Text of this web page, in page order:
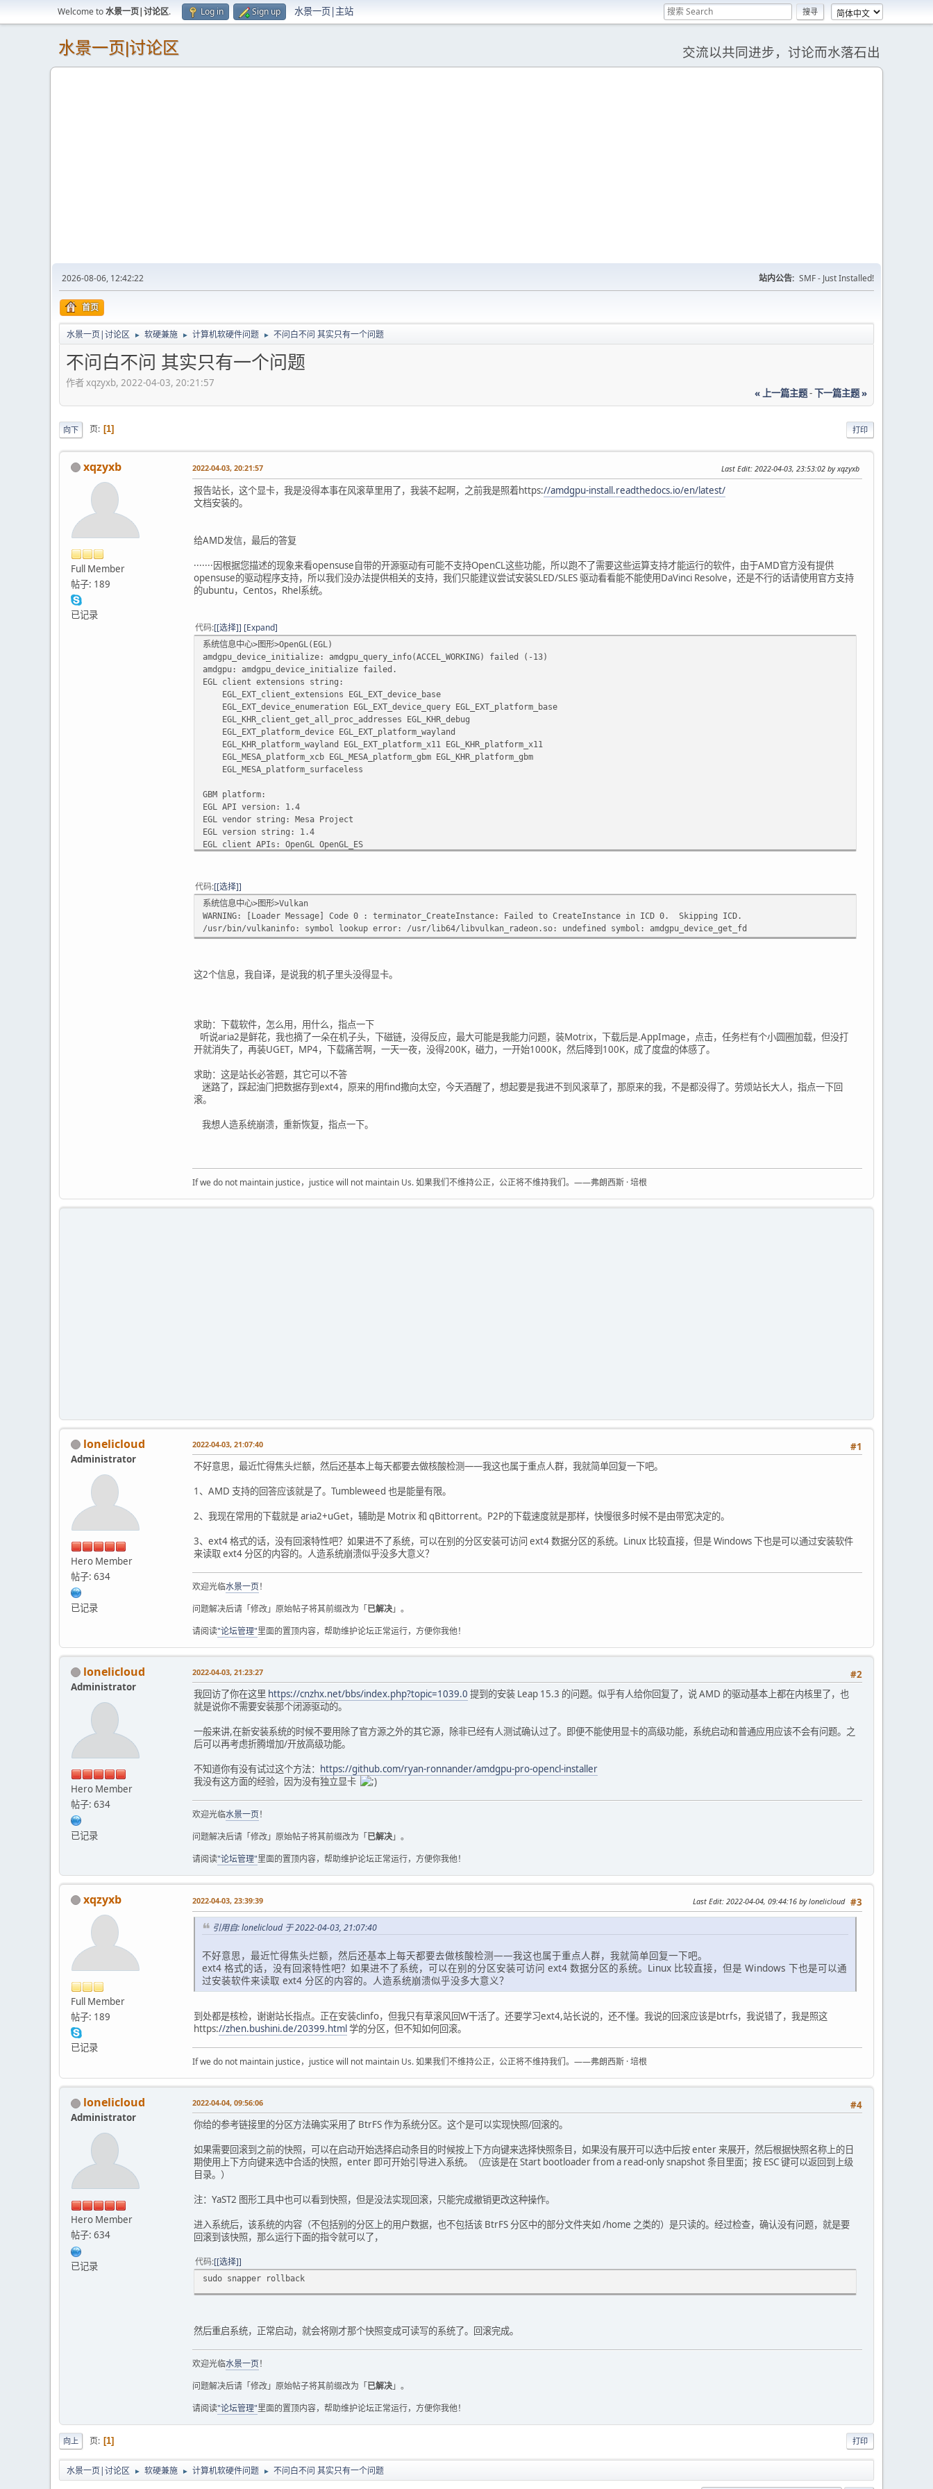
Welcome to水景一页|讨论区. Log in Sign up 水景一页|主站
水景一页|讨论区 交流以共同进步，讨论而水落石出
2026-08-06, 12:42:22 站内公告: SMF - Just Installed!
首页
水景一页|讨论区 ► 软硬兼施 ► 计算机软硬件问题 ► 不问白不问 其实只有一个问题
不问白不问 其实只有一个问题
作者 xqzyxb, 2022-04-03, 20:21:57
« 上一篇主题-下一篇主题 »
打印
向下 页 1
xqzyxb
Full Member
帖子: 189
已记录
2022-04-03, 20:21:57 Last Edit: 2022-04-03, 23:53:02 by xqzyxb
报告站长，这个显卡，我是没得本事在风滚草里用了，我装不起啊，之前我是照着https://amdgpu-install.readthedocs.io/en/latest/
文档安装的。
给AMD发信，最后的答复
·······因根据您描述的现象来看opensuse自带的开源驱动有可能不支持OpenCL这些功能，所以跑不了需要这些运算支持才能运行的软件，由于AMD官方没有提供
opensuse的驱动程序支持，所以我们没办法提供相关的支持，我们只能建议尝试安装SLED/SLES 驱动看看能不能使用DaVinci Resolve，还是不行的话请使用官方支持
的ubuntu，Centos，Rhel系统。
代码 [选择] Expand
系统信息中心>图形>OpenGL(EGL)
amdgpu_device_initialize: amdgpu_query_info(ACCEL_WORKING) failed (-13)
amdgpu: amdgpu_device_initialize failed.
EGL client extensions string:
EGL_EXT_client_extensions EGL_EXT_device_base
EGL_EXT_device_enumeration EGL_EXT_device_query EGL_EXT_platform_base
EGL_KHR_client_get_all_proc_addresses EGL_KHR_debug
EGL_EXT_platform_device EGL_EXT_platform_wayland
EGL_KHR_platform_wayland EGL_EXT_platform_x11 EGL_KHR_platform_x11
EGL_MESA_platform_xcb EGL_MESA_platform_gbm EGL_KHR_platform_gbm
EGL_MESA_platform_surfaceless
GBM platform:
EGL API version: 1.4
EGL vendor string: Mesa Project
EGL version string: 1.4
EGL client APIs: OpenGL OpenGL_ES
EGL_EXT_image_dma_buf_import EGL_EXT_image_dma_buf_import_modifiers
EGL_KHR_cl_event2 EGL_KHR_config_attribs EGL_KHR_create_context
EGL_KHR_create_context_no_error EGL_KHR_fence_sync
EGL_KHR_get_all_proc_addresses EGL_KHR_gl_colorspace
EGL_KHR_gl_renderbuffer_image EGL_KHR_gl_texture_2D_image
EGL_KHR_no_config_context EGL_KHR_reusable_sync
EGL_KHR_surfaceless_context EGL_EXT_pixel_format_float
Configurations:
bf lv colorbuffer dp st ms vis cav bi renderable supported
id sz l r g b a th cl ns b id eat nd gl es es2 vg surfaces
---------------------------------------------------------------------
0x01 32 0 10 10 10 2 0 0 0 0 0x30335241-- y y y win
0x02 32 0 10 10 10 2 16 0 0 0 0x30335241-- y y y win
0x03 32 0 10 10 10 2 24 0 0 0 0x30335241-- y y y win
0x04 32 0 10 10 10 2 24 8 0 0 0x30335241-- y y y win
0x05 32 0 10 10 10 2 32 0 0 0 0x30335241-- y y y win
0x06 32 0 10 10 10 2 0 0 4 1 0x30335241-- y y y win
0x09 32 0 10 10 10 2 24 8 4 1 0x30335241-- y y y win
0x0a 32 0 10 10 10 2 32 0 4 1 0x30335241-- y y y win
0x0c 30 0 10 10 10 0 16 0 0 0 0x30335258-- y y y win
0x1d 32 0 8 8 8 8 24 8 4 1 0x34325241-- y y y win
0x1e 32 0 8 8 8 8 32 0 4 1 0x34325241-- y y y win
0x1f 24 0 8 8 8 0 0 0 0 0 0x34325258-- y y y win
0x20 24 0 8 8 8 0 16 0 0 0 0x34325258-- y y y win
0x21 24 0 8 8 8 0 24 0 0 0 0x34325258-- y y y win
0x23 24 0 8 8 8 0 32 0 0 0 0x34325258-- y y y win
0x25 24 0 8 8 8 0 libEGL warning: DRI2: failed to authenticate
0x26 24 0 8 8 8 0 24 0 4 1 0x34325258-- y y y win
0x27 24 0 8 8 8 0 24 8 4 1 0x34325258-- y y y win
0x29 16 0 5 6 5 0 0 0 0 0 0x36314752-- y y y win
0x2a 16 0 5 6 5 0 16 0 0 0 0x36314752-- y y y win
0x2b 16 0 5 6 5 0 24 0 0 0 0x36314752-- y y y win
0x2d 16 0 5 6 5 0 32 0 0 0 0x36314752-- y y y win
0x2f 16 0 5 6 5 0 16 0 4 1 0x36314752-- y y y win
0x30 16 0 5 6 5 0 24 0 4 1 0x36314752-- y y y win
0x31 16 0 5 6 5 0 24 8 4 1 0x36314752-- y y y win
0x32 16 0 5 6 5 0 32 0 4 1 0x36314752-- y y y win
0x33 64 0 16 16 16 16 0 0 0 0 0x48344241-- y y y win
0x35 64 0 16 16 16 16 24 0 0 0 0x48344241-- y y y win
0x36 64 0 16 16 16 16 24 8 0 0 0x48344241-- y y y win
0x38 64 0 16 16 16 16 0 0 4 1 0x48344241-- y y y win
0x39 64 0 16 16 16 16 16 0 4 1 0x48344241-- y y y win
0x3c 64 0 16 16 16 16 32 0 4 1 0x48344241-- y y y win
0x3d 48 0 16 16 16 0 0 0 0 0 0x48344258-- y y y win
0x3e 48 0 16 16 16 0 16 0 0 0 0x48344258-- y y y win
0x3f 48 0 16 16 16 0 24 0 0 0 0x48344258-- y y y win
0x40 48 0 16 16 16 0 24 8 0 0 0x48344258-- y y y win
0x41 48 0 16 16 16 0 32 0 0 0 0x48344258-- y y y win
0x43 48 0 16 16 16 0 16 0 4 1 0x48344258-- y y y win
0x44 48 0 16 16 16 0 24 0 4 1 0x48344258-- y y y win
0x45 48 0 16 16 16 0 24 8 4 1 0x48344258-- y y y win
Wayland platform:
eglinfo: eglInitialize failed
EGL API version: 1.5
EGL vendor string: Mesa Project
EGL client APIs: OpenGL OpenGL_ES
EGL extensions string:
EGL_EXT_create_context_robustness EGL_KHR_cl_event2
EGL_KHR_create_context EGL_KHR_create_context_no_error
EGL_KHR_fence_sync EGL_KHR_get_all_proc_addresses
EGL_KHR_gl_colorspace EGL_KHR_gl_renderbuffer_image
EGL_KHR_gl_texture_2D_image EGL_KHR_gl_texture_3D_image
EGL_KHR_gl_texture_cubemap_image EGL_KHR_image_base
EGL_KHR_no_config_context EGL_KHR_reusable_sync
EGL_KHR_surfaceless_context EGL_EXT_pixel_format_float
EGL_KHR_wait_sync EGL_MESA_configless_context EGL_MESA_drm_image
EGL_MESA_query_driver
Configurations:
bf lv colorbuffer dp st ms vis cav bi renderable supported
id sz l r g b a th cl ns b id eat nd gl es es2 vg surfaces
---------------------------------------------------------------------
0x01 32 0 8 8 8 8 0 0 0 0 0x21TC a y y y win,pb,pix
0x02 32 0 8 8 8 8 16 0 0 0 0x21TC a y y y win,pb,pix
0x03 32 0 8 8 8 8 24 0 0 0 0x21TC a y y y win,pb,pix
0x06 32 0 8 8 8 8 0 0 4 1 0x21TC a y y y win,pb,pix
0x09 32 0 8 8 8 8 24 8 4 1 0x21TC a y y y win,pb,pix
0x0a 32 0 8 8 8 8 32 0 4 1 0x21TC a y y y win,pb,pix
0x0c 24 0 8 8 8 0 16 0 0 0 0x21TC y y y y win,pb,pix
0x11 24 0 8 8 8 0 16 0 4 1 0x21TC y y y y win,pb,pix
0x12 24 0 8 8 8 0 24 0 4 1 0x21TC y y y y win,pb,pix
代码 [选择]
系统信息中心>图形>Vulkan
WARNING: [Loader Message] Code 0 : terminator_CreateInstance: Failed to CreateInstance in ICD 0. Skipping ICD.
/usr/bin/vulkaninfo: symbol lookup error: /usr/lib64/libvulkan_radeon.so: undefined symbol: amdgpu_device_get_fd
这2个信息，我自译，是说我的机子里头没得显卡。
求助：下载软件，怎么用，用什么，指点一下
听说aria2是鲜花，我也摘了一朵在机子头，下磁链，没得反应，最大可能是我能力问题，装Motrix，下载后是.AppImage，点击，任务栏有个小圆圈加载，但没打
开就消失了，再装UGET，MP4，下载痛苦啊，一天一夜，没得200K，磁力，一开始1000K，然后降到100K，成了度盘的体感了。
求助：这是站长必答题，其它可以不答
迷路了，踩起油门把数据存到ext4，原来的用find撒向太空，今天酒醒了，想起要是我进不到风滚草了，那原来的我，不是都没得了。劳烦站长大人，指点一下回
滚。
我想人造系统崩溃，重新恢复，指点一下。
If we do not maintain justice，justice will not maintain Us. 如果我们不维持公正，公正将不维持我们。——弗朗西斯 · 培根
lonelicloud
Administrator
Hero Member
帖子: 634
已记录
#1
2022-04-03, 21:07:40
不好意思，最近忙得焦头烂额，然后还基本上每天都要去做核酸检测——我这也属于重点人群，我就简单回复一下吧。
1、AMD 支持的回答应该就是了。Tumbleweed 也是能量有限。
2、我现在常用的下载就是 aria2+uGet，辅助是 Motrix 和 qBittorrent。P2P的下载速度就是那样，快慢很多时候不是由带宽决定的。
3、ext4 格式的话，没有回滚特性吧？如果进不了系统，可以在别的分区安装可访问 ext4 数据分区的系统。Linux 比较直接，但是 Windows 下也是可以通过安装软件
来读取 ext4 分区的内容的。人造系统崩溃似乎没多大意义？
欢迎光临水景一页！
问题解决后请「修改」原始帖子将其前缀改为「已解决」。
请阅读"论坛管理"里面的置顶内容，帮助维护论坛正常运行，方便你我他！
lonelicloud
Administrator
Hero Member
帖子: 634
已记录
#2
2022-04-03, 21:23:27
我回访了你在这里 https://cnzhx.net/bbs/index.php?topic=1039.0 提到的安装 Leap 15.3 的问题。似乎有人给你回复了，说 AMD 的驱动基本上都在内核里了，也
就是说你不需要安装那个闭源驱动的。
一般来讲,在新安装系统的时候不要用除了官方源之外的其它源，除非已经有人测试确认过了。即便不能使用显卡的高级功能，系统启动和普通应用应该不会有问题。之
后可以再考虑折腾增加/开放高级功能。
不知道你有没有试过这个方法： https://github.com/ryan-ronnander/amdgpu-pro-opencl-installer
我没有这方面的经验，因为没有独立显卡
欢迎光临水景一页！
问题解决后请「修改」原始帖子将其前缀改为「已解决」。
请阅读"论坛管理"里面的置顶内容，帮助维护论坛正常运行，方便你我他！
xqzyxb
Full Member
帖子: 189
已记录
#3
2022-04-03, 23:39:39 Last Edit: 2022-04-04, 09:44:16 by lonelicloud
引用自: lonelicloud 于 2022-04-03, 21:07:40
不好意思，最近忙得焦头烂额，然后还基本上每天都要去做核酸检测——我这也属于重点人群，我就简单回复一下吧。
ext4 格式的话，没有回滚特性吧？如果进不了系统，可以在别的分区安装可访问 ext4 数据分区的系统。Linux 比较直接，但是 Windows 下也是可以通
过安装软件来读取 ext4 分区的内容的。人造系统崩溃似乎没多大意义？
到处都是核检，谢谢站长指点。正在安装clinfo，但我只有草滚风回W干活了。还要学习ext4,站长说的，还不懂。我说的回滚应该是btrfs，我说错了，我是照这
https://zhen.bushini.de/20399.html学的分区，但不知如何回滚。
If we do not maintain justice，justice will not maintain Us. 如果我们不维持公正，公正将不维持我们。——弗朗西斯 · 培根
lonelicloud
Administrator
Hero Member
帖子: 634
已记录
#4
2022-04-04, 09:56:06
你给的参考链接里的分区方法确实采用了 BtrFS 作为系统分区。这个是可以实现快照/回滚的。
如果需要回滚到之前的快照，可以在启动开始选择启动条目的时候按上下方向键来选择快照条目，如果没有展开可以选中后按 enter 来展开，然后根据快照名称上的日
期使用上下方向键来选中合适的快照，enter 即可开始引导进入系统。（应该是在 Start bootloader from a read-only snapshot 条目里面；按 ESC 键可以返回到上级
目录。）
注：YaST2 图形工具中也可以看到快照，但是没法实现回滚，只能完成撤销更改这种操作。
进入系统后，该系统的内容（不包括别的分区上的用户数据，也不包括该 BtrFS 分区中的部分文件夹如 /home 之类的）是只读的。经过检查，确认没有问题，就是要
回滚到该快照，那么运行下面的指令就可以了，
代码 [选择]
sudo snapper rollback
然后重启系统，正常启动，就会将刚才那个快照变成可读写的系统了。回滚完成。
欢迎光临水景一页！
问题解决后请「修改」原始帖子将其前缀改为「已解决」。
请阅读"论坛管理"里面的置顶内容，帮助维护论坛正常运行，方便你我他！
打印
向上 页 1
水景一页|讨论区 ► 软硬兼施 ► 计算机软硬件问题 ► 不问白不问 其实只有一个问题